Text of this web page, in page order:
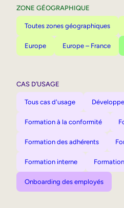
ZONE GÉOGRAPHIQUE
Toutes zones géographiques
Europe Europe – France
CAS D’USAGE
Tous cas d'usage
Formation à la conformité
Formation des adhérents
Formation interne
Onboarding des employés